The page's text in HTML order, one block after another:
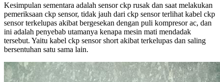
Kesimpulan sementara adalah sensor ckp rusak dan saat melakukan
pemeriksaan ckp sensor, tidak jauh dari ckp sensor terlihat kabel ckp
sensor terkelupas akibat bergesekan dengan puli kompresor ac, dan
ini adalah penyebab utamanya kenapa mesin mati mendadak
tersebut. Yaitu kabel ckp sensor short akibat terkelupas dan saling
bersentuhan satu sama lain.